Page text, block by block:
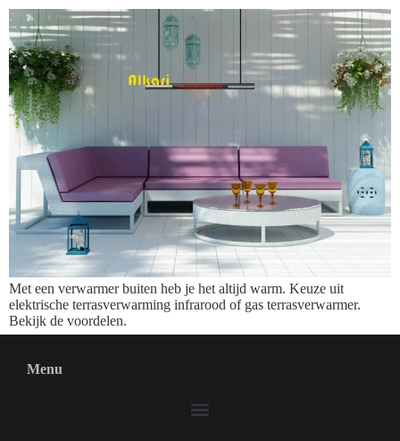
Met een verwarmer buiten heb je het altijd warm. Keuze uit
elektrische terrasverwarming infrarood of gas terrasverwarmer.
Bekijk de voordelen.
Menu